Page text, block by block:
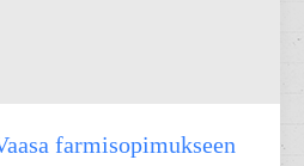
farmisopimukseen